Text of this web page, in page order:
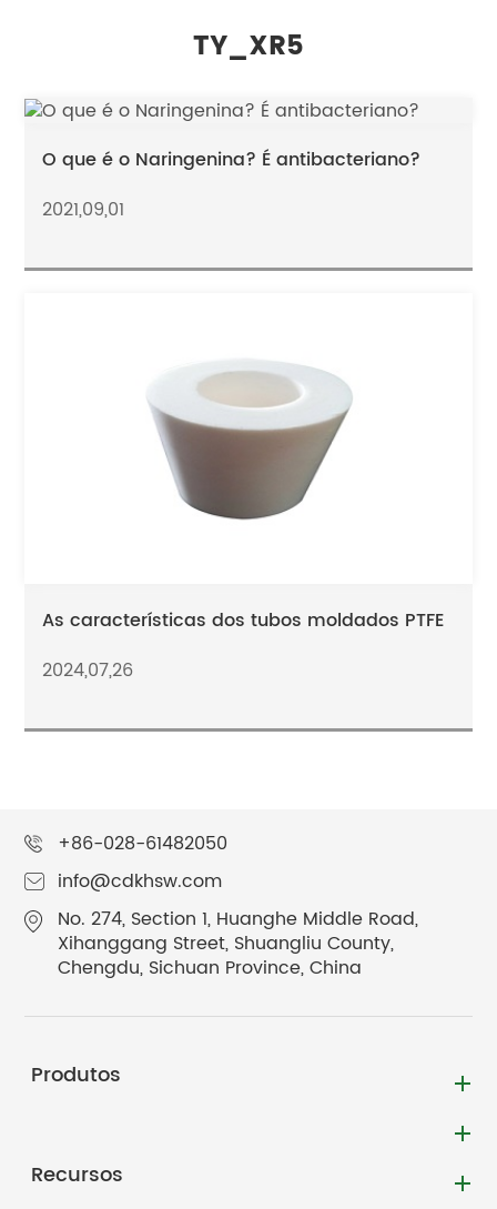
TY_XR5
O que é o Naringenina? É antibacteriano?
2021,09,01
As características dos tubos moldados PTFE
2024,07,26
+86-028-61482050
info@cdkhsw.com
No. 274, Section 1, Huanghe Middle Road,
Xihanggang Street, Shuangliu County,
Chengdu, Sichuan Province, China
Produtos
Recursos